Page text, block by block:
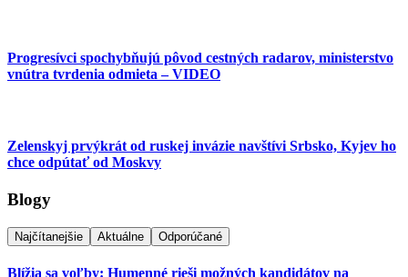
Progresívci spochybňujú pôvod cestných radarov, ministerstvo
vnútra tvrdenia odmieta – VIDEO
Zelenskyj prvýkrát od ruskej invázie navštívi Srbsko, Kyjev ho
chce odpútať od Moskvy
Blogy
Najčítanejšie Aktuálne Odporúčané
Blížia sa voľby: Humenné rieši možných kandidátov na